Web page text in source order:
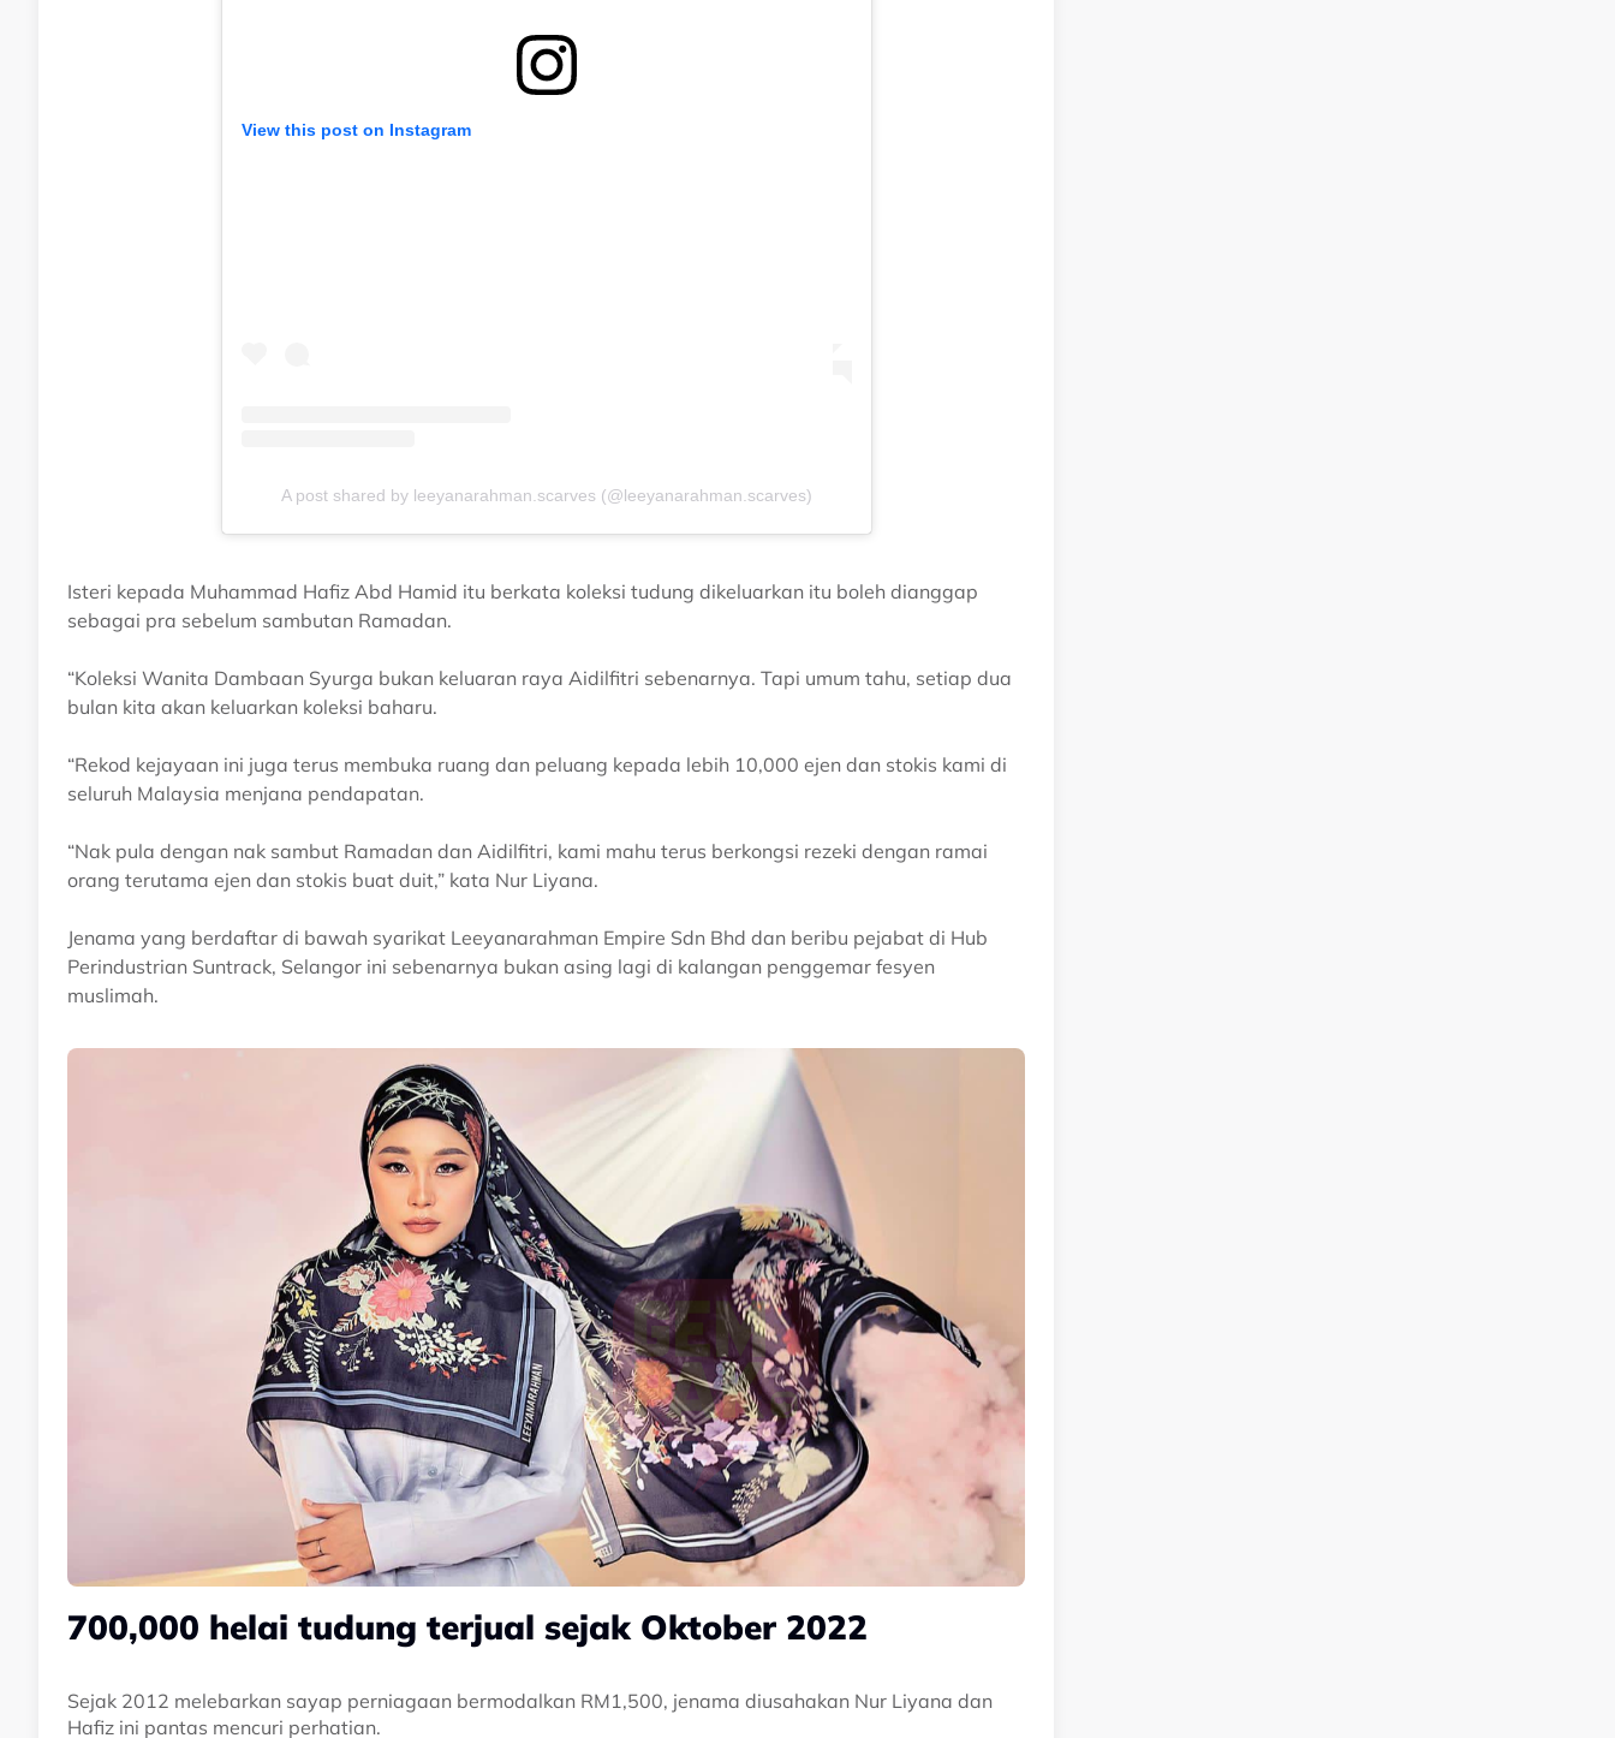
View this post on Instagram
A post shared by leeyanarahman.scarves (@leeyanarahman.scarves)
Isteri kepada Muhammad Hafiz Abd Hamid itu berkata koleksi tudung dikeluarkan itu boleh dianggap
sebagai pra sebelum sambutan Ramadan.
“Koleksi Wanita Dambaan Syurga bukan keluaran raya Aidilfitri sebenarnya. Tapi umum tahu, setiap dua
bulan kita akan keluarkan koleksi baharu.
“Rekod kejayaan ini juga terus membuka ruang dan peluang kepada lebih 10,000 ejen dan stokis kami di
seluruh Malaysia menjana pendapatan.
“Nak pula dengan nak sambut Ramadan dan Aidilfitri, kami mahu terus berkongsi rezeki dengan ramai
orang terutama ejen dan stokis buat duit,” kata Nur Liyana.
Jenama yang berdaftar di bawah syarikat Leeyanarahman Empire Sdn Bhd dan beribu pejabat di Hub
Perindustrian Suntrack, Selangor ini sebenarnya bukan asing lagi di kalangan penggemar fesyen
muslimah.
700,000 helai tudung terjual sejak Oktober 2022
Sejak 2012 melebarkan sayap perniagaan bermodalkan RM1,500, jenama diusahakan Nur Liyana dan
Hafiz ini pantas mencuri perhatian.